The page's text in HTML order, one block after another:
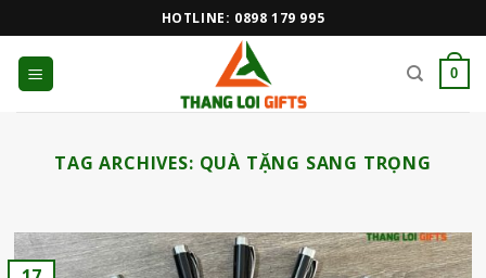
to
content
HOTLINE: 0898 179 995
0
TAG ARCHIVES: QUÀ TẶNG SANG TRỌNG